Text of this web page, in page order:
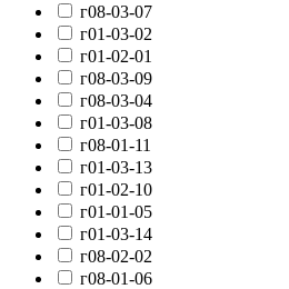
г08-03-07
г01-03-02
г01-02-01
г08-03-09
г08-03-04
г01-03-08
г08-01-11
г01-03-13
г01-02-10
г01-01-05
г01-03-14
г08-02-02
г08-01-06